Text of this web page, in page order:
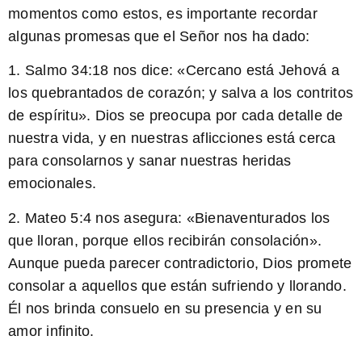
momentos como estos, es importante recordar
algunas promesas que el Señor nos ha dado:
1. Salmo 34:18 nos dice: «Cercano está Jehová a
los quebrantados de corazón; y salva a los contritos
de espíritu». Dios se preocupa por cada detalle de
nuestra vida, y en nuestras aflicciones está cerca
para consolarnos y sanar nuestras heridas
emocionales.
2. Mateo 5:4 nos asegura: «Bienaventurados los
que lloran, porque ellos recibirán consolación».
Aunque pueda parecer contradictorio, Dios promete
consolar a aquellos que están sufriendo y llorando.
Él nos brinda consuelo en su presencia y en su
amor infinito.